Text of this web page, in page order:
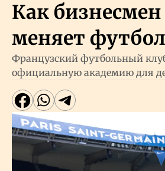
Как
меняет
Французский футбольный
официальную академию для